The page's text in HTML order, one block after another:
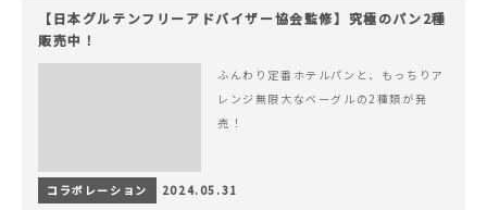
【日本グルテンフリーアドバイザー協会監修】究極のパン2種
販売中！
ふんわり定番ホテルパンと、もっちりア
レンジ無限大なベーグルの2種類が発
売！
コラボレーション 2024.05.31